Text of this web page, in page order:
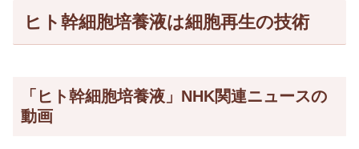
ヒト幹細胞培養液は細胞再生の技術
「ヒト幹細胞培養液」NHK関連ニュースの
動画